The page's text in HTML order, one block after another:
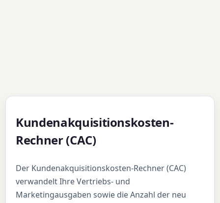
Kundenakquisitionskosten-
Rechner (CAC)
Der Kundenakquisitionskosten-Rechner (CAC)
verwandelt Ihre Vertriebs- und
Marketingausgaben sowie die Anzahl der neu